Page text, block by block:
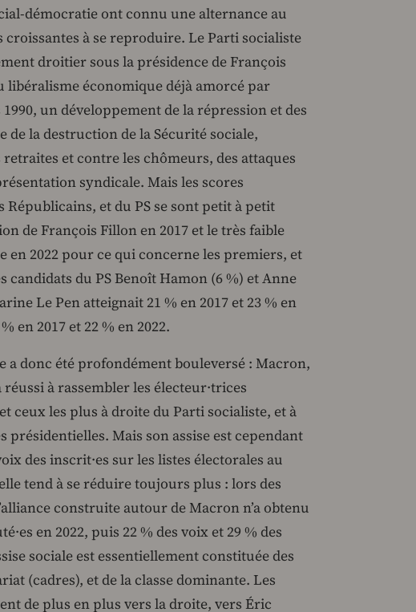
démocratie ont connu une alternance au
à se reproduire. Le Parti socialiste
droitier sous la présidence de François
libéralisme économique déjà amorcé par
un développement de la répression et des
la destruction de la Sécurité sociale,
et contre les chômeurs, des attaques
syndicale. Mais les scores
et du PS se sont petit à petit
de François Fillon en 2017 et le très faible
en 2022 pour ce qui concerne les premiers, et
candidats du PS Benoît Hamon (6 %) et Anne
Le Pen atteignait 21 % en 2017 et 23 % en
en 2017 et 22 % en 2022.
a donc été profondément bouleversé : Macron,
à rassembler les électeur·trices
ceux les plus à droite du Parti socialiste, et à
présidentielles. Mais son assise est cependant
des inscrit·es sur les listes électorales au
tend à se réduire toujours plus : lors des
construite autour de Macron n’a obtenu
en 2022, puis 22 % des voix et 29 % des
sociale est essentiellement constituée des
(cadres), et de la classe dominante. Les
de plus en plus vers la droite, vers Éric